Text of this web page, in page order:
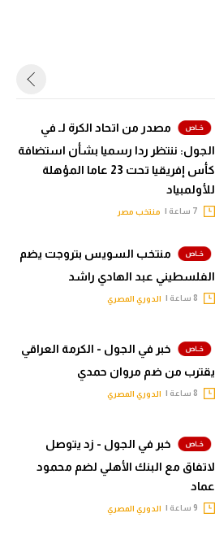
مصدر من اتحاد الكرة لـ في
الجول: ننتظر ردا رسميا بشأن استضافة
كأس إفريقيا تحت 23 عاما المؤهلة
للأولمبياد
منتخب مصر
منتخب السويس بتروجت يضم
الفلسطيني عبد الهادي راشد
الدوري المصري
خبر في الجول - الكرمة العراقي
يقترب من ضم مروان حمدي
الدوري المصري
خبر في الجول - زد يتوصل
لاتفاق مع البنك الأهلي لضم محمود
عماد
الدوري المصري